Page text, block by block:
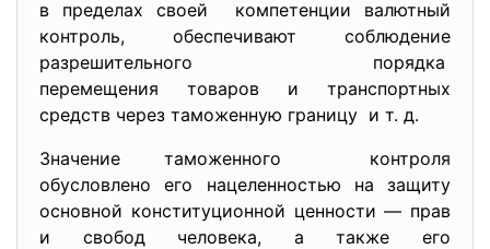
в пределах своей компетенции валютный
контроль, обеспечивают соблюдение
разрешительного порядка
перемещения товаров и транспортных
средств через таможенную границу и т. д.
Значение таможенного контроля
обусловлено его нацеленностью на защиту
основной конституционной ценности — прав
и свобод человека, а также его